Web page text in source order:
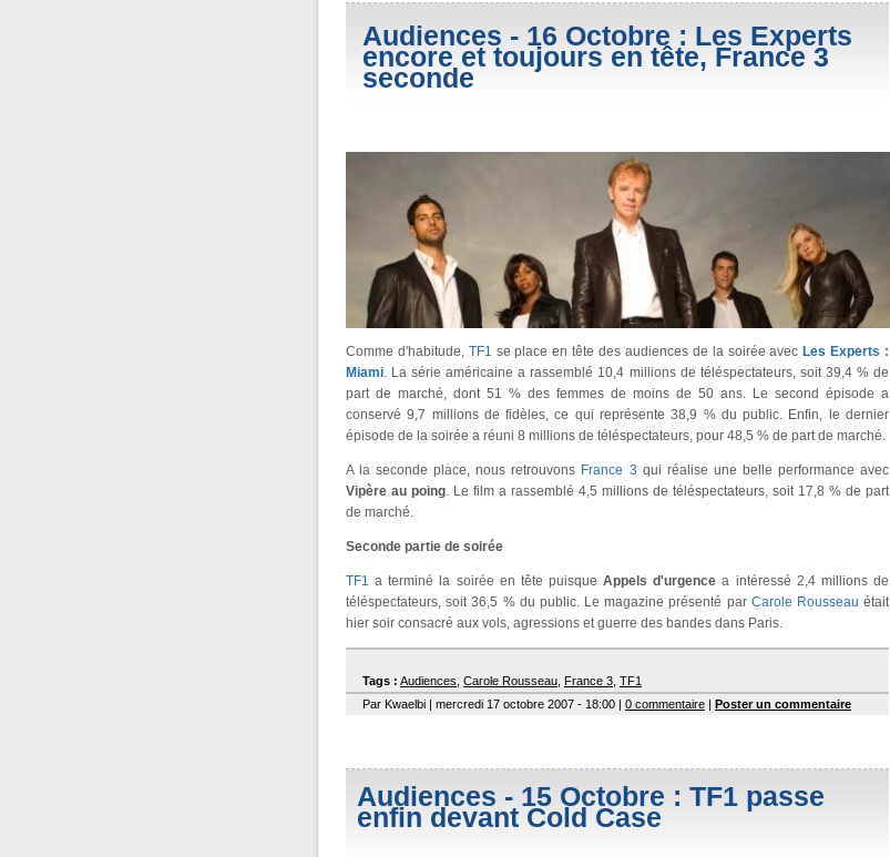
Audiences - 16 Octobre : Les Experts
encore et toujours en tête, France 3
seconde
Comme d'habitude, TF1 se place en tête des audiences de la soirée avecLes Experts :
Miami . La série américaine a rassemblé 10,4 millions de téléspectateurs, soit 39,4 % de
part de marché, dont 51 % des femmes de moins de 50 ans. Le second épisode a
conservé 9,7 millions de fidèles, ce qui représente 38,9 % du public. Enfin, le dernier
épisode de la soirée a réuni 8 millions de téléspectateurs, pour 48,5 % de part de marché.
A la seconde place, nous retrouvons France 3 qui réalise une belle performance avec
Vipère au poing . Le film a rassemblé 4,5 millions de téléspectateurs, soit 17,8 % de part
de marché.
Seconde partie de soirée
TF1 a terminé la soirée en tête puisqueAppels d'urgence a intéressé 2,4 millions de
téléspectateurs, soit 36,5 % du public. Le magazine présenté par Carole Rousseau était
hier soir consacré aux vols, agressions et guerre des bandes dans Paris.
Tags : Audiences Carole Rousseau France 3 TF1
Par Kwaelbi | mercredi 17 octobre 2007 - 18:00 | 0 commentaire | Poster un commentaire
Audiences - 15 Octobre : TF1 passe
enfin devant Cold Case